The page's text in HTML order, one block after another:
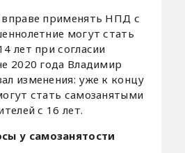
вправе применять НПД с
могут стать
лет при согласии
2020 года Владимир
изменения: уже к концу
стать самозанятыми
с 16 лет.
у самозанятости